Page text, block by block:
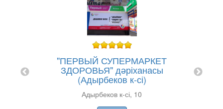
"ПЕРВЫЙ СУПЕРМАРКЕТ
ЗДОРОВЬЯ" дәріханасы
(Адырбеков к-сі)
Адырбеков к-сі, 10